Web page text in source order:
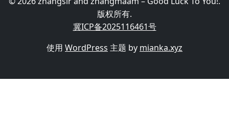
版权所有.
冀ICP备2025116461号
使用 WordPress 主题 by mianka.xyz